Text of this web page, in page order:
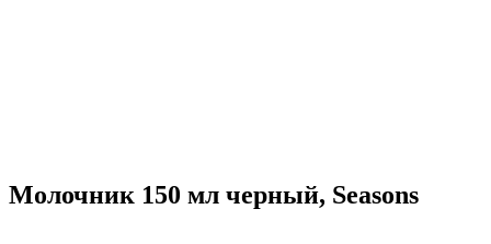
Молочник 150 мл черный, Seasons